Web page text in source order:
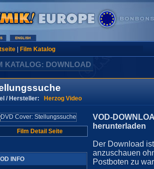
| Film Katalog
KATALOG: DOWNLOAD
/ Hersteller: Herzog Video
Film Detail Seite
INFO
VOD-
herunterladen
Der Download
anzuschauen
Postboten zu